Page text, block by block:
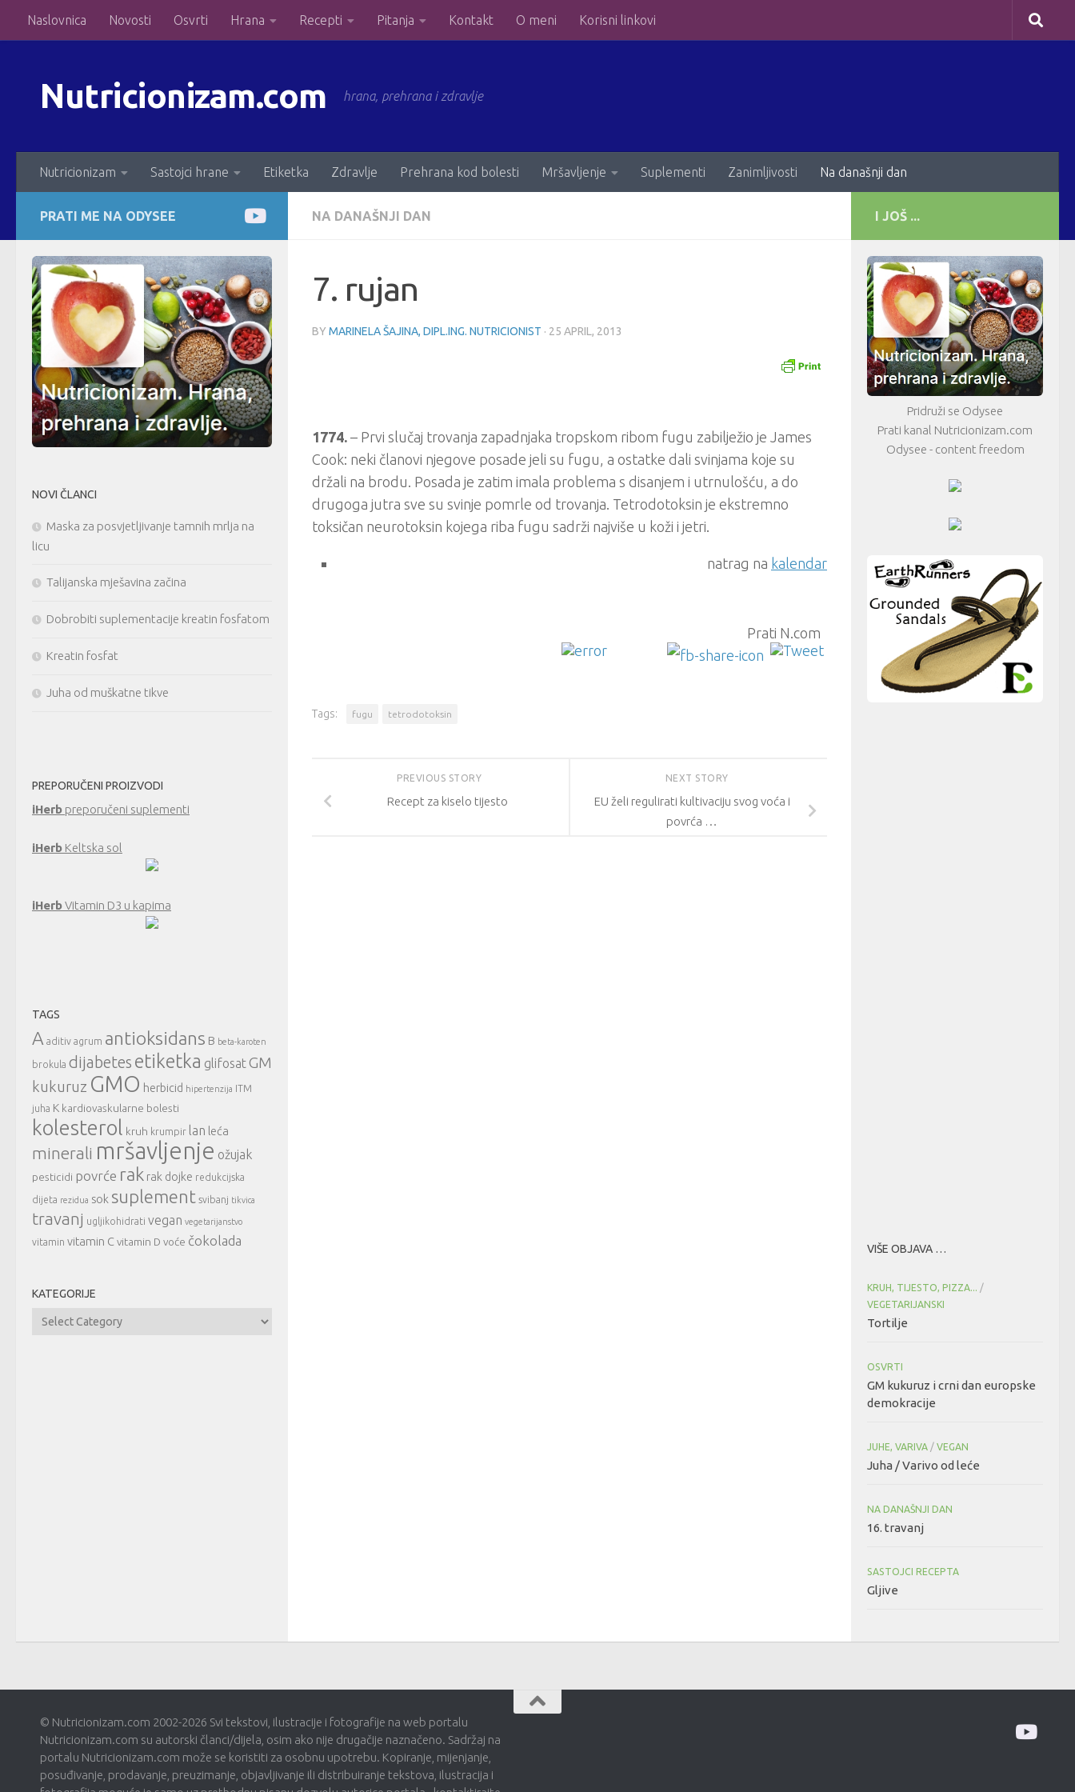
Skip to content
Naslovnica Novosti Osvrti Hrana Recepti Pitanja Kontakt O meni Korisni linkovi
Nutricionizam.com hrana, prehrana i zdravlje
Nutricionizam Sastojci hrane Etiketka Zdravlje Prehrana kod bolesti Mršavljenje Suplementi Zanimljivosti Na današnji dan
NA DANAŠNJI DAN
7. rujan
BY MARINELA ŠAJINA, DIPL.ING. NUTRICIONIST · 25 APRIL, 2013
1774. – Prvi slučaj trovanja zapadnjaka tropskom ribom fugu zabilježio je James
Cook: neki članovi njegove posade jeli su fugu, a ostatke dali svinjama koje su
držali na brodu. Posada je zatim imala problema s disanjem i utrnulošću, a do
drugoga jutra sve su svinje pomrle od trovanja. Tetrodotoksin je ekstremno
toksičan neurotoksin kojega riba fugu sadrži najviše u koži i jetri.
natrag na kalendar
Prati N.com
Tags: fugu tetrodotoksin
NEXT STORY
EU želi regulirati kultivaciju svog voća i
povrća …
PREVIOUS STORY
Recept za kiselo tijesto
PRATI ME NA ODYSEE
NOVI ČLANCI
Maska za posvjetljivanje tamnih mrlja na
licu
Talijanska mješavina začina
Dobrobiti suplementacije kreatin fosfatom
Kreatin fosfat
Juha od muškatne tikve
PREPORUČENI PROIZVODI
iHerb preporučeni suplementi
iHerb Keltska sol
iHerbVitamin D3 u kapima
TAGS
A aditiv agrum antioksidans B beta-karoten
brokula dijabetes etiketka glifosatGM
kukuruz GMO herbicid hipertenzija ITM
juha K kardiovaskularne bolesti
kolesterol kruh krumpir lan leća
minerali mršavljenje ožujak
pesticidi povrće rak rak dojke redukcijska
dijeta rezidua sok suplement svibanj tikvica
travanj ugljikohidrati vegan vegetarijanstvo
vitamin vitamin C vitamin D voće čokolada
KATEGORIJE
Kategorije
I JOŠ ...
Pridruži se Odysee
Prati kanal Nutricionizam.com
Odysee - content freedom
VIŠE OBJAVA …
KRUH, TIJESTO, PIZZA...
/
VEGETARIJANSKI
Tortilje
OSVRTI
GM kukuruz i crni dan europske
demokracije
JUHE, VARIVA / VEGAN
Juha / Varivo od leće
NA DANAŠNJI DAN
16. travanj
SASTOJCI RECEPTA
Gljive
© Nutricionizam.com 2002-2026 Svi tekstovi, ilustracije i fotografije na web portalu
Nutricionizam.com su autorski članci/dijela, osim ako nije drugačije naznačeno. Sadržaj na
portalu Nutricionizam.com može se koristiti za osobnu upotrebu. Kopiranje, mijenjanje,
posuđivanje, prodavanje, preuzimanje, objavljivanje ili distribuiranje tekstova, ilustracija i